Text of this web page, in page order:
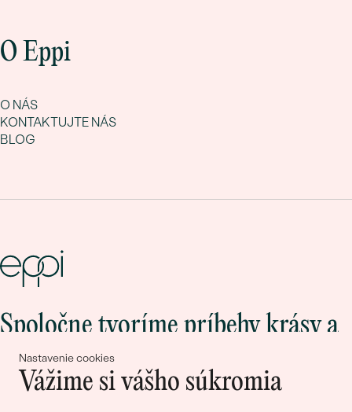
Nastavenie cookies
Vážime si vášho súkromia
O Eppi
O NÁS
KONTAKTUJTE NÁS
BLOG
Spoločne tvoríme príbehy krásy a
lásky